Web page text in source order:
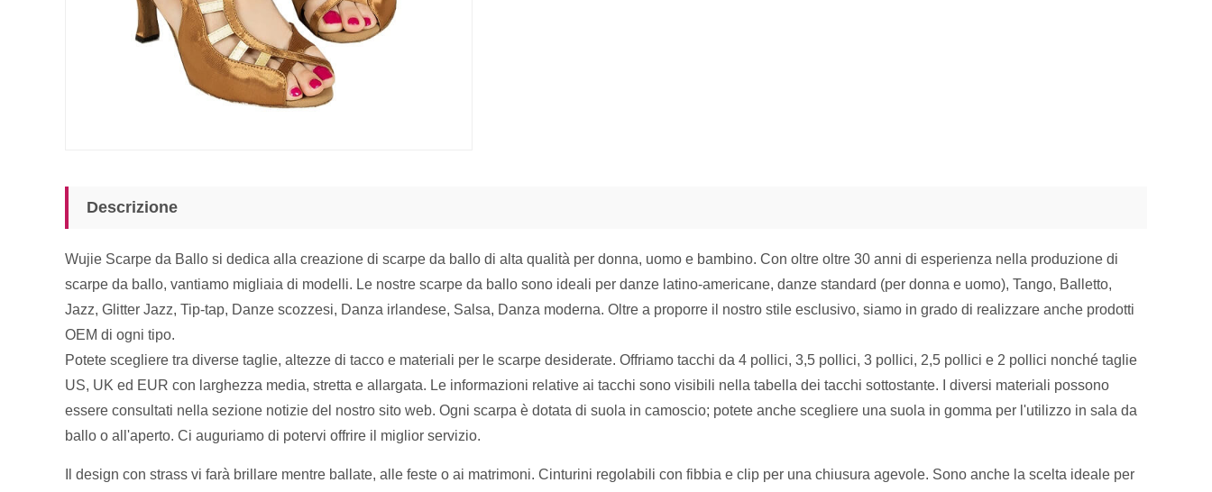
Descrizione
Wujie Scarpe da Ballo si dedica alla creazione di scarpe da ballo di alta qualità per donna, uomo e bambino. Con oltre oltre 30 anni di esperienza nella produzione di
scarpe da ballo, vantiamo migliaia di modelli. Le nostre scarpe da ballo sono ideali per danze latino-americane, danze standard (per donna e uomo), Tango, Balletto,
Jazz, Glitter Jazz, Tip-tap, Danze scozzesi, Danza irlandese, Salsa, Danza moderna. Oltre a proporre il nostro stile esclusivo, siamo in grado di realizzare anche prodotti
OEM di ogni tipo.
Potete scegliere tra diverse taglie, altezze di tacco e materiali per le scarpe desiderate. Offriamo tacchi da 4 pollici, 3,5 pollici, 3 pollici, 2,5 pollici e 2 pollici nonché taglie
US, UK ed EUR con larghezza media, stretta e allargata. Le informazioni relative ai tacchi sono visibili nella tabella dei tacchi sottostante. I diversi materiali possono
essere consultati nella sezione notizie del nostro sito web. Ogni scarpa è dotata di suola in camoscio; potete anche scegliere una suola in gomma per l'utilizzo in sala da
ballo o all'aperto. Ci auguriamo di potervi offrire il miglior servizio.
Il design con strass vi farà brillare mentre ballate, alle feste o ai matrimoni. Cinturini regolabili con fibbia e clip per una chiusura agevole. Sono anche la scelta ideale per